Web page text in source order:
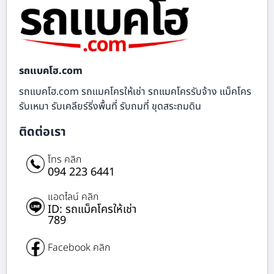
รถแบคโฮ.com
รถแบคโฮ.com รถแมคโครให้เช่า รถแมคโครรับจ้าง แม็คโคร
รับเหมา รับเคลียร์ริ่งพื้นที่ รับถมที่ ขุดสระถมดิน
ติดต่อเรา
โทร คลิก
094 223 6441
แอดไลน์ คลิก
ID: รถแม็คโครให้เช่า
789
Facebook คลิก